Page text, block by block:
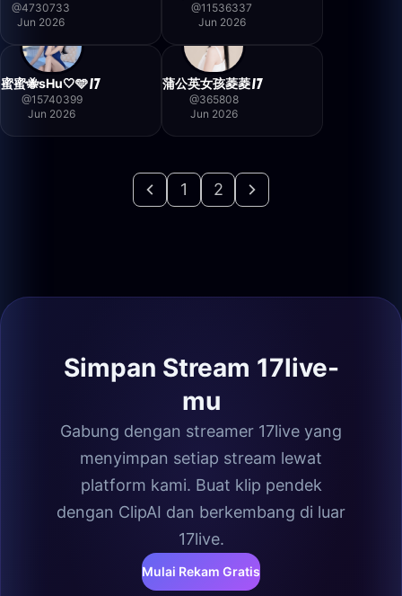
@4730733
Jun 2026
@11536337
Jun 2026
蜜蜜🐝sHu🤍🩵
@15740399
Jun 2026
蒲公英女孩菱菱
@365808
Jun 2026
1 2
Simpan Stream 17live-
mu
Gabung dengan streamer 17live yang
menyimpan setiap stream lewat
platform kami. Buat klip pendek
dengan ClipAI dan berkembang di luar
17live.
Mulai Rekam Gratis